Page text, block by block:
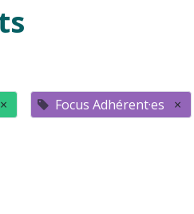
× Focus Adhérent·es ×